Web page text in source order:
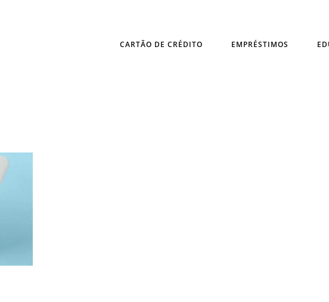
CARTÃO DE CRÉDITO EMPRÉSTIMOS